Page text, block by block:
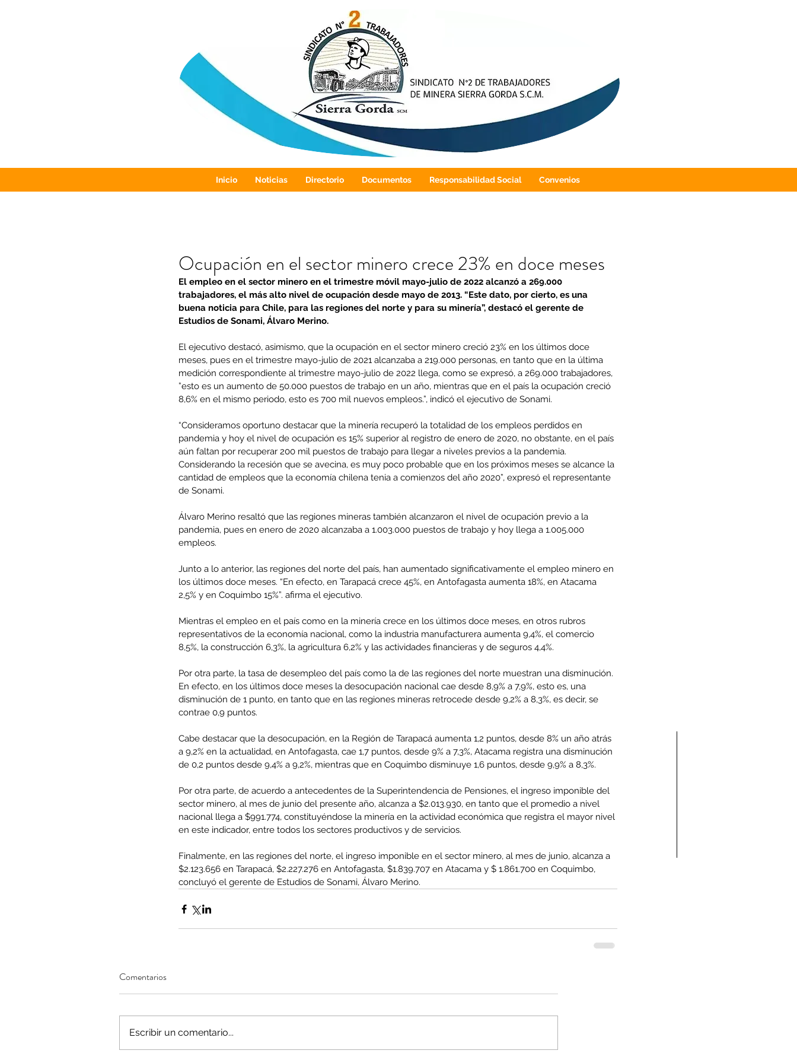
Inicio Noticias Directorio Documentos Responsabilidad Social Convenios
Our Recent Posts
Minería del cobre enfrenta
menor producción mientras
inversión y eficiencia
Ocupación en el sector minero crece 23% en doce meses
El empleo en el sector minero en el trimestre móvil mayo-julio de 2022 alcanzó a 269.000
trabajadores, el más alto nivel de ocupación desde mayo de 2013. “Este dato, por cierto, es una
buena noticia para Chile, para las regiones del norte y para su minería”, destacó el gerente de
Estudios de Sonami, Álvaro Merino.
El ejecutivo destacó, asimismo, que la ocupación en el sector minero creció 23% en los últimos doce
meses, pues en el trimestre mayo-julio de 2021 alcanzaba a 219.000 personas, en tanto que en la última
medición correspondiente al trimestre mayo-julio de 2022 llega, como se expresó, a 269.000 trabajadores,
”esto es un aumento de 50.000 puestos de trabajo en un año, mientras que en el país la ocupación creció
8,6% en el mismo periodo, esto es 700 mil nuevos empleos.”, indicó el ejecutivo de Sonami.
“Consideramos oportuno destacar que la minería recuperó la totalidad de los empleos perdidos en
pandemia y hoy el nivel de ocupación es 15% superior al registro de enero de 2020, no obstante, en el país
aún faltan por recuperar 200 mil puestos de trabajo para llegar a niveles previos a la pandemia.
Considerando la recesión que se avecina, es muy poco probable que en los próximos meses se alcance la
cantidad de empleos que la economía chilena tenia a comienzos del año 2020”, expresó el representante
de Sonami.
Álvaro Merino resaltó que las regiones mineras también alcanzaron el nivel de ocupación previo a la
pandemia, pues en enero de 2020 alcanzaba a 1.003.000 puestos de trabajo y hoy llega a 1.005.000
empleos.
Junto a lo anterior, las regiones del norte del país, han aumentado significativamente el empleo minero en
los últimos doce meses. “En efecto, en Tarapacá crece 45%, en Antofagasta aumenta 18%, en Atacama
2,5% y en Coquimbo 15%”. afirma el ejecutivo.
Mientras el empleo en el país como en la minería crece en los últimos doce meses, en otros rubros
representativos de la economía nacional, como la industria manufacturera aumenta 9,4%, el comercio
8,5%, la construcción 6,3%, la agricultura 6,2% y las actividades financieras y de seguros 4,4%.
Por otra parte, la tasa de desempleo del país como la de las regiones del norte muestran una disminución.
En efecto, en los últimos doce meses la desocupación nacional cae desde 8,9% a 7,9%, esto es, una
disminución de 1 punto, en tanto que en las regiones mineras retrocede desde 9,2% a 8,3%, es decir, se
contrae 0,9 puntos.
Cabe destacar que la desocupación, en la Región de Tarapacá aumenta 1,2 puntos, desde 8% un año atrás
a 9,2% en la actualidad, en Antofagasta, cae 1,7 puntos, desde 9% a 7,3%, Atacama registra una disminución
de 0,2 puntos desde 9,4% a 9,2%, mientras que en Coquimbo disminuye 1,6 puntos, desde 9,9% a 8,3%.
Por otra parte, de acuerdo a antecedentes de la Superintendencia de Pensiones, el ingreso imponible del
sector minero, al mes de junio del presente año, alcanza a $2.013.930, en tanto que el promedio a nivel
nacional llega a $991.774, constituyéndose la minería en la actividad económica que registra el mayor nivel
en este indicador, entre todos los sectores productivos y de servicios.
Finalmente, en las regiones del norte, el ingreso imponible en el sector minero, al mes de junio, alcanza a
$2.123.656 en Tarapacá, $2.227.276 en Antofagasta, $1.839.707 en Atacama y $ 1.861.700 en Coquimbo,
concluyó el gerente de Estudios de Sonami, Álvaro Merino.
Comentarios
Escribir un comentario...